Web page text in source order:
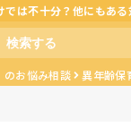
は不十分？他にもある
のお悩み相談 異年齢保